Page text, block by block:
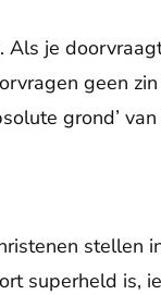
Als je
geen
grond’
stellen
superheld is,